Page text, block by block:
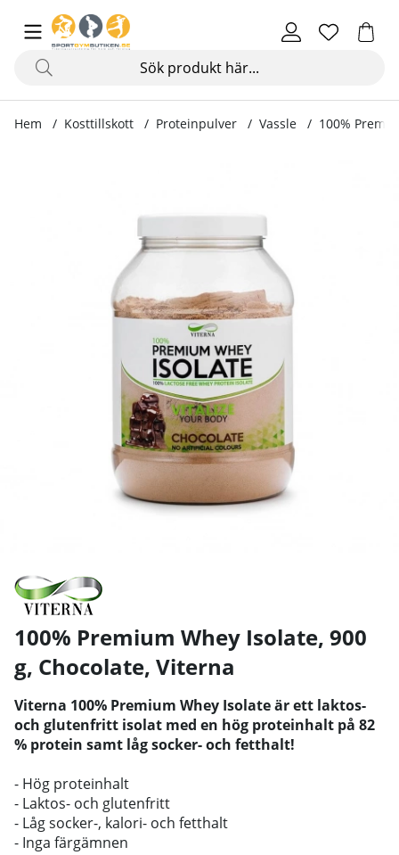
Hem Kosttillskott Proteinpulver Vassle 100%
100% Premium Whey Isolate, 900
g, Chocolate, Viterna
Viterna 100% Premium Whey Isolate är ett laktos-
och glutenfritt isolat med en hög proteinhalt på 82
% protein samt låg socker- och fetthalt!
- Hög proteinhalt
- Laktos- och glutenfritt
- Lågsocker-, kalori- och fetthalt
- Inga färgämnen